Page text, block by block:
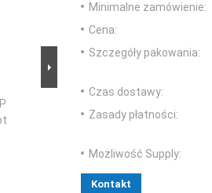
Minimalne zamówienie:
Cena:
Szczegóły pakowania:
Czas dostawy:
Zasady płatności:
Możliwość Supply:
Kontakt